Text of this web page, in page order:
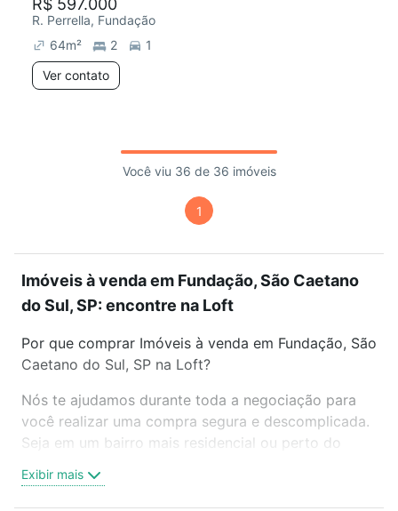
R$ 597.000
R. Perrella, Fundação
64m² 2
1
Ver contato
Você viu 36 de 36 imóveis
1
Imóveis à venda em Fundação, São Caetano
do Sul, SP: encontre na Loft
Por que comprar Imóveis à venda em Fundação, São
Caetano do Sul, SP na Loft?
Nós te ajudamos durante toda a negociação para
você realizar uma compra segura e descomplicada.
Seja em um bairro mais residencial ou perto do
oferta ideal de Imóveis à venda em Fundação, São
Caetano do Sul, SP para conquistar seu sonho.
Exibir mais